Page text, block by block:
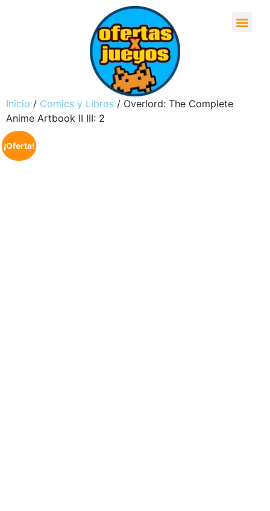
Inicio / Comics y Libros / Overlord: The Complete
Anime Artbook II III: 2
¡Oferta!